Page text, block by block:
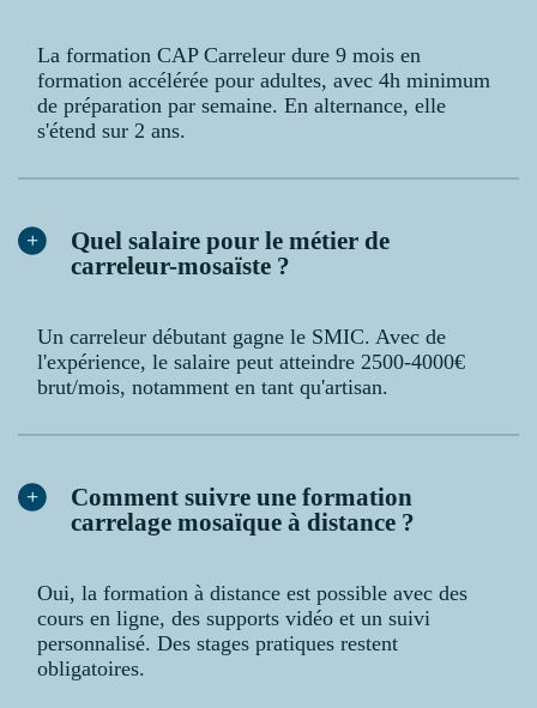
La formation CAP Carreleur dure 9 mois en
formation accélérée pour adultes, avec 4h minimum
de préparation par semaine. En alternance, elle
s'étend sur 2 ans.
Quel salaire pour le métier de
carreleur-mosaïste ?
Un carreleur débutant gagne le SMIC. Avec de
l'expérience, le salaire peut atteindre 2500-4000€
brut/mois, notamment en tant qu'artisan.
Comment suivre une formation
carrelage mosaïque à distance ?
Oui, la formation à distance est possible avec des
cours en ligne, des supports vidéo et un suivi
personnalisé. Des stages pratiques restent
obligatoires.